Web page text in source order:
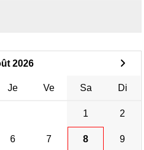
2026
Je Ve Sa Di
1 2
6 7 8 9